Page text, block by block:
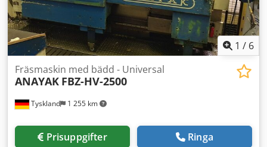
1 / 6
Tyskland 1 255 km
Fräsmaskin med bädd - Universal
ANAYAK FBZ-HV-2500
Prisuppgifter Ringa